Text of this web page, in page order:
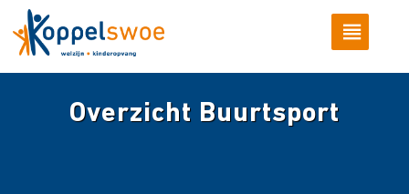
Overzicht Buurtsport